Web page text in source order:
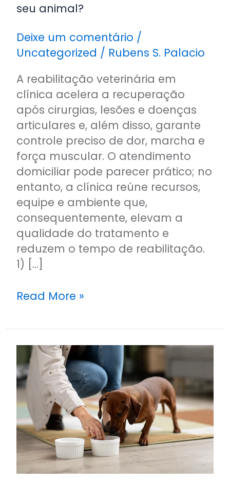
seu animal?
Deixe um comentário /
Uncategorized / Rubens S. Palacio
A reabilitação veterinária em
clínica acelera a recuperação
após cirurgias, lesões e doenças
articulares e, além disso, garante
controle preciso de dor, marcha e
força muscular. O atendimento
domiciliar pode parecer prático; no
entanto, a clínica reúne recursos,
equipe e ambiente que,
consequentemente, elevam a
qualidade do tratamento e
reduzem o tempo de reabilitação.
1) […]
Read More »
Entenda
a
importância
da
nutrição
na
saúde
dos
pets